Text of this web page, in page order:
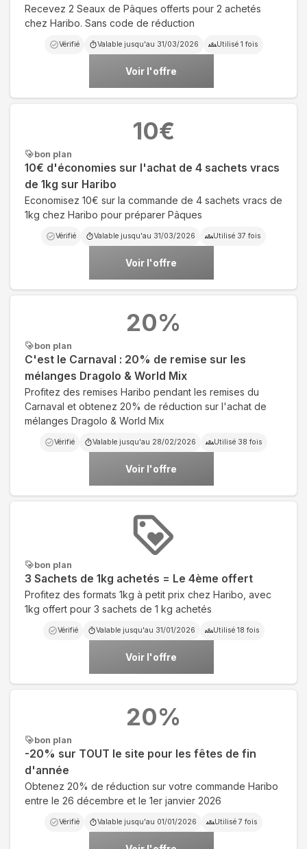
Recevez 2 Seaux de Pâques offerts pour 2 achetés
chez Haribo. Sans code de réduction
Vérifié Valable jusqu'au 31/03/2026 Utilisé 1 fois
Voir l'offre
bon plan
10€ d'économies sur l'achat de 4 sachets vracs
de 1kg sur Haribo
Economisez 10€ sur la commande de 4 sachets vracs de
1kg chez Haribo pour préparer Pâques
Vérifié Valable jusqu'au 31/03/2026 Utilisé 37 fois
Voir l'offre
10€
bon plan
C'est le Carnaval : 20% de remise sur les
mélanges Dragolo & World Mix
Profitez des remises Haribo pendant les remises du
Carnaval et obtenez 20% de réduction sur l'achat de
mélanges Dragolo & World Mix
Vérifié Valable jusqu'au 28/02/2026 Utilisé 38 fois
Voir l'offre
20%
bon plan
3 Sachets de 1kg achetés = Le 4ème offert
Profitez des formats 1kg à petit prix chez Haribo, avec
1kg offert pour 3 sachets de 1 kg achetés
Vérifié Valable jusqu'au 31/01/2026 Utilisé 18 fois
Voir l'offre
bon plan
-20% sur TOUT le site pour les fêtes de fin
d'année
Obtenez 20% de réduction sur votre commande Haribo
entre le 26 décembre et le 1er janvier 2026
Vérifié Valable jusqu'au 01/01/2026 Utilisé 7 fois
20%